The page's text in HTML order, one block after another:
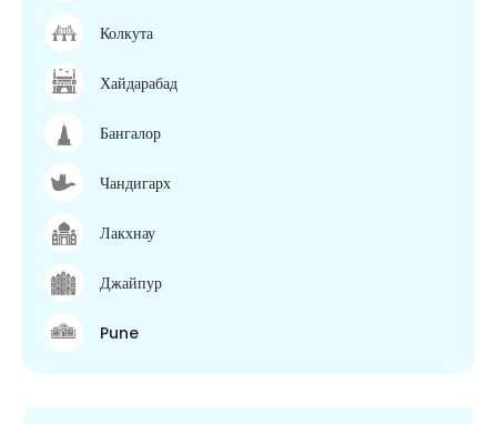
Колкута
Хайдарабад
Бангалор
Чандигарх
Лакхнау
Джайпур
Pune